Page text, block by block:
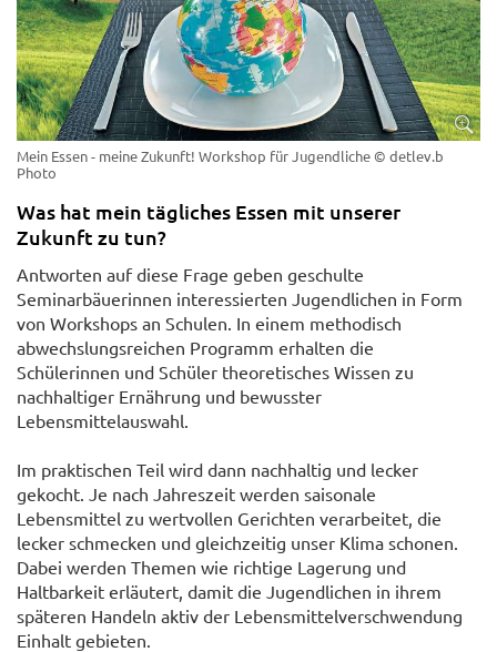
Mein Essen - meine Zukunft! Workshop für Jugendliche © detlev.b
Photo
Was hat mein tägliches Essen mit unserer
Zukunft zu tun?
Antworten auf diese Frage geben geschulte
Seminarbäuerinnen interessierten Jugendlichen in Form
von Workshops an Schulen. In einem methodisch
abwechslungsreichen Programm erhalten die
Schülerinnen und Schüler theoretisches Wissen zu
nachhaltiger Ernährung und bewusster
Lebensmittelauswahl.
Im praktischen Teil wird dann nachhaltig und lecker
gekocht. Je nach Jahreszeit werden saisonale
Lebensmittel zu wertvollen Gerichten verarbeitet, die
lecker schmecken und gleichzeitig unser Klima schonen.
Dabei werden Themen wie richtige Lagerung und
Haltbarkeit erläutert, damit die Jugendlichen in ihrem
späteren Handeln aktiv der Lebensmittelverschwendung
Einhalt gebieten.